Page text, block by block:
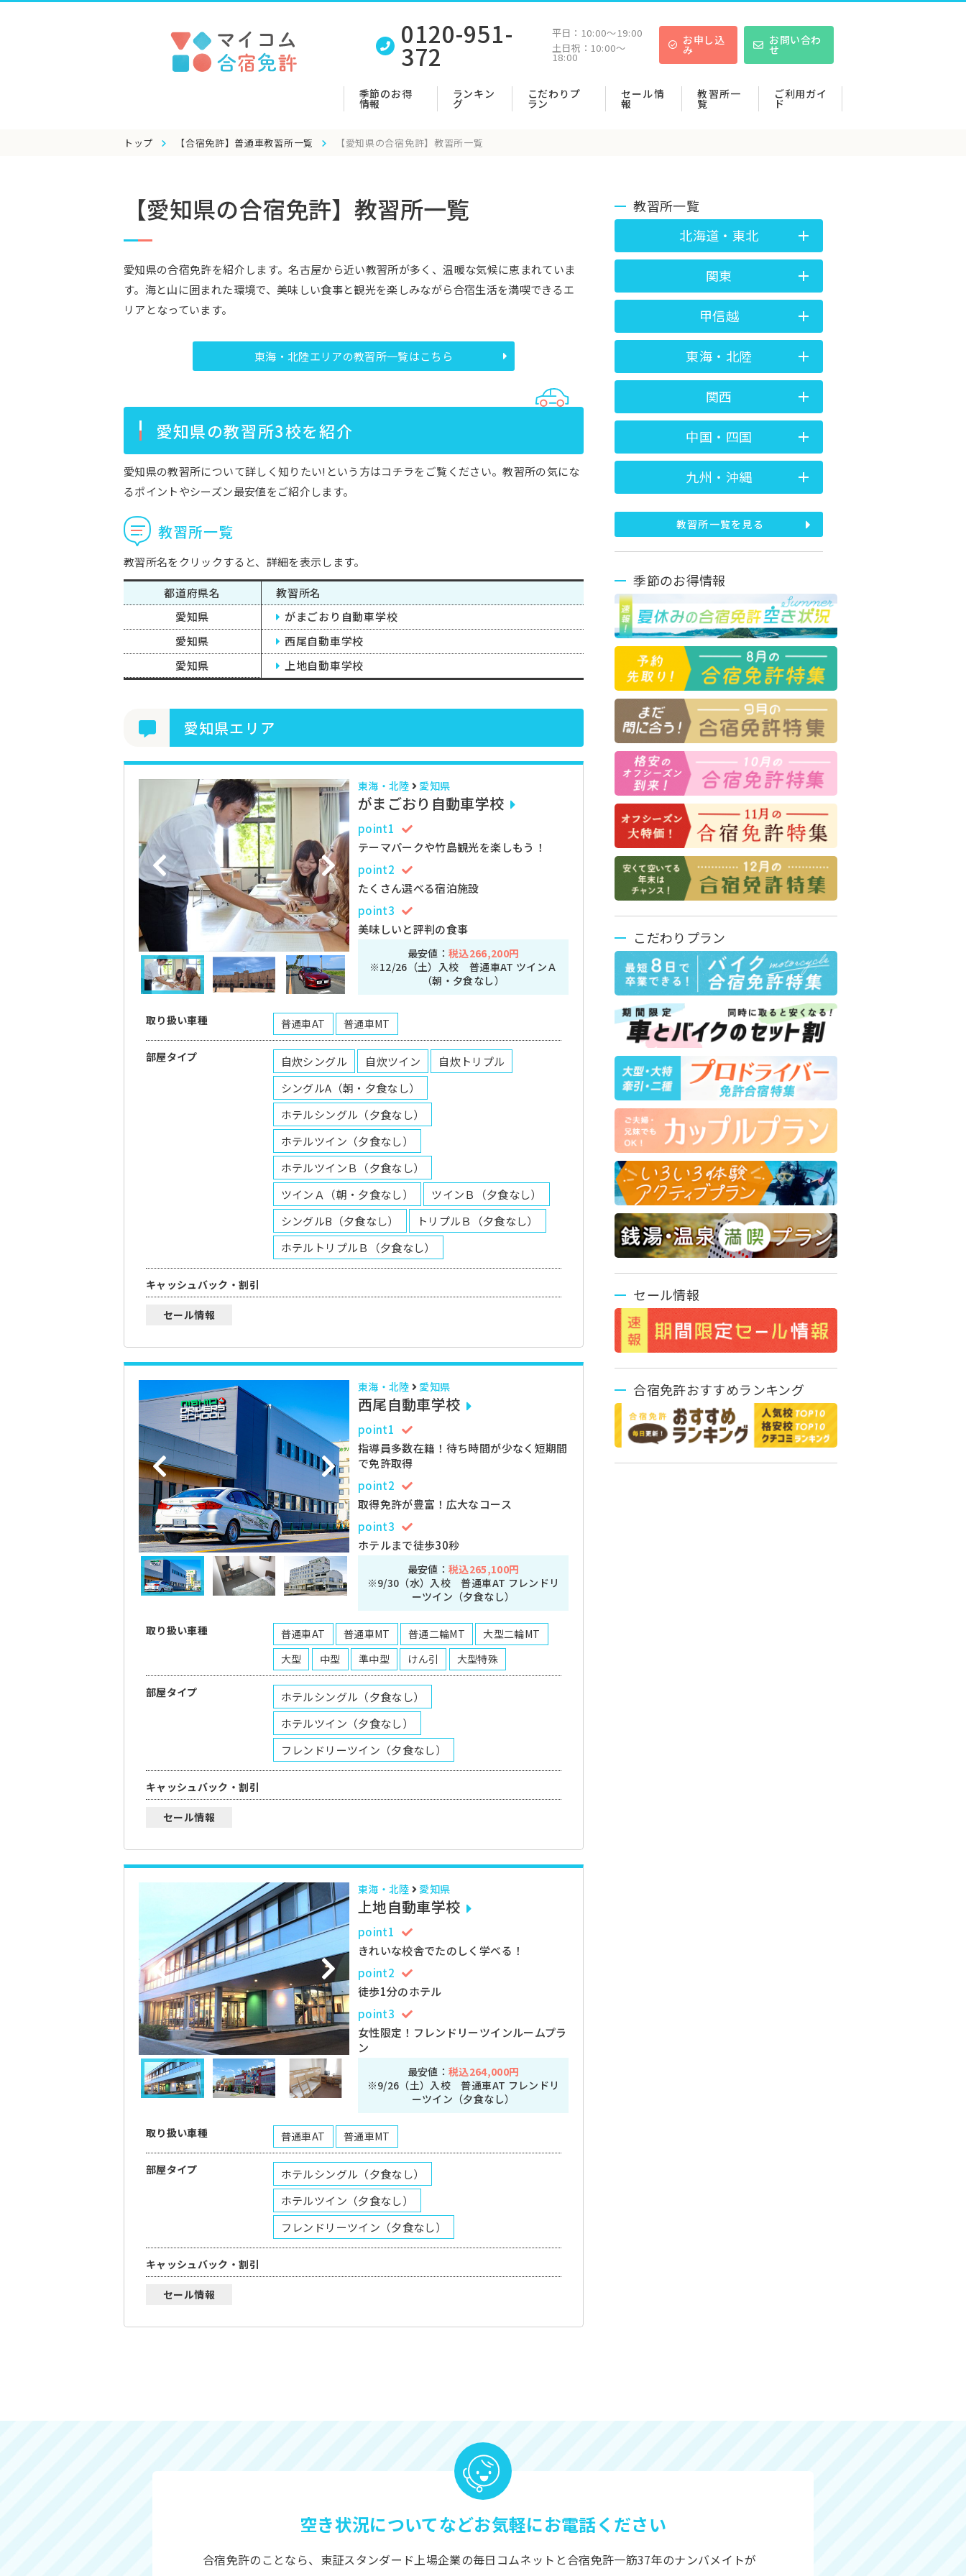
0120-951-
372
平日： 10:00〜19:00
土日祝： 10:00〜
18:00
お申し込
み
お問い合わ
せ
季節のお得
情報
ランキン
グ
こだわりプ
ラン
セール情
報
教習所一
覧
ご利用ガイ
ド
トップ 【合宿免許】普通車教習所一覧 【愛知県の合宿免許】教習所一覧
【愛知県の合宿免許】教習所一覧
愛知県の合宿免許を紹介します。名古屋から近い教習所が多く、温暖な気候に恵まれていま
す。海と山に囲まれた環境で、美味しい食事と観光を楽しみながら合宿生活を満喫できるエ
リアとなっています。
東海・北陸エリアの教習所一覧はこちら
愛知県の教習所3校を紹介
愛知県の教習所について詳しく知りたい!という方はコチラをご覧ください。教習所の気にな
るポイントやシーズン最安値をご紹介します。
教習所一覧
教習所名をクリックすると、詳細を表示します。
都道府県名
教習所名
愛知県
がまごおり自動車学校
愛知県
西尾自動車学校
愛知県
上地自動車学校
愛知県エリア
東海・北陸 愛知県
がまごおり自動車学校
point1
テーマパークや竹島観光を楽しもう！
point2
たくさん選べる宿泊施設
point3
美味しいと評判の食事
最安値： 税込266,200円
※12/26（土）入校 普通車AT ツインＡ
（朝・夕食なし）
取り扱い車種 普通車AT 普通車MT
部屋タイプ 自炊シングル 自炊ツイン
自炊トリプル
シングルA（朝・夕食なし）
ホテルシングル（夕食なし）
ホテルツイン（夕食なし）
ホテルツインＢ（夕食なし）
ツインＡ（朝・夕食なし）
ツインＢ（夕食なし）
シングルB（夕食なし）
トリプルＢ（夕食なし）
ホテルトリプルＢ（夕食なし）
キャッシュバック・割引
セール情報
東海・北陸 愛知県
西尾自動車学校
point1
指導員多数在籍！待ち時間が少なく短期間
で免許取得
point2
取得免許が豊富！広大なコース
point3
ホテルまで徒歩30秒
最安値： 税込265,100円
※9/30（水）入校 普通車AT フレンドリ
ーツイン（夕食なし）
取り扱い車種 普通車AT 普通車MT 普通二輪MT
大型二輪MT
大型
中型 準中型 けん引 大型特殊
部屋タイプ
ホテルシングル（夕食なし）
ホテルツイン（夕食なし）
フレンドリーツイン（夕食なし）
キャッシュバック・割引
セール情報
東海・北陸 愛知県
上地自動車学校
point1
きれいな校舎でたのしく学べる！
point2
徒歩1分のホテル
point3
女性限定！フレンドリーツインルームプラ
ン
最安値： 税込264,000円
※9/26（土）入校 普通車AT フレンドリ
ーツイン（夕食なし）
取り扱い車種 普通車AT 普通車MT
部屋タイプ
ホテルシングル（夕食なし）
ホテルツイン（夕食なし）
フレンドリーツイン（夕食なし）
キャッシュバック・割引
セール情報
教習所一覧
北海道・東北
関東
甲信越
東海・北陸
関西
中国・四国
九州・沖縄
教習所一覧を見る
季節のお得情報
こだわりプラン
セール情報
合宿免許おすすめランキング
空き状況についてなどお気軽にお電話ください
合宿免許のことなら、東証スタンダード上場企業の毎日コムネットと合宿免許一筋37年のナンバメイトが